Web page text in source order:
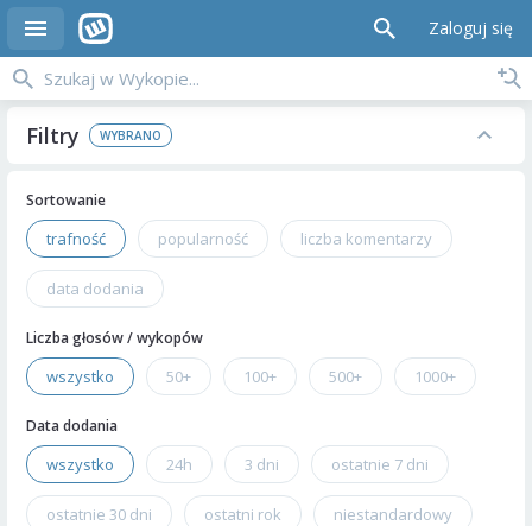
Zaloguj się
Filtry
Sortowanie
trafność popularność liczba komentarzy
data dodania
Liczba głosów / wykopów
wszystko 50+ 100+ 500+ 1000+
Data dodania
wszystko 24h 3 dni ostatnie 7 dni
ostatnie 30 dni ostatni rok niestandardowy